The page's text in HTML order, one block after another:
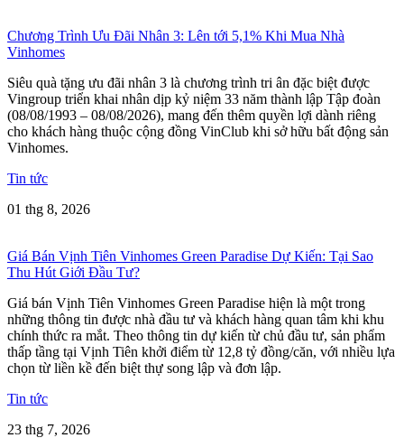
Chương Trình Ưu Đãi Nhân 3: Lên tới 5,1% Khi Mua Nhà
Vinhomes
Siêu quà tặng ưu đãi nhân 3 là chương trình tri ân đặc biệt được
Vingroup triển khai nhân dịp kỷ niệm 33 năm thành lập Tập đoàn
(08/08/1993 – 08/08/2026), mang đến thêm quyền lợi dành riêng
cho khách hàng thuộc cộng đồng VinClub khi sở hữu bất động sản
Vinhomes.
Tin tức
01 thg 8, 2026
Giá Bán Vịnh Tiên Vinhomes Green Paradise Dự Kiến: Tại Sao
Thu Hút Giới Đầu Tư?
Giá bán Vịnh Tiên Vinhomes Green Paradise hiện là một trong
những thông tin được nhà đầu tư và khách hàng quan tâm khi khu
chính thức ra mắt. Theo thông tin dự kiến từ chủ đầu tư, sản phẩm
thấp tầng tại Vịnh Tiên khởi điểm từ 12,8 tỷ đồng/căn, với nhiều lựa
chọn từ liền kề đến biệt thự song lập và đơn lập.
Tin tức
23 thg 7, 2026